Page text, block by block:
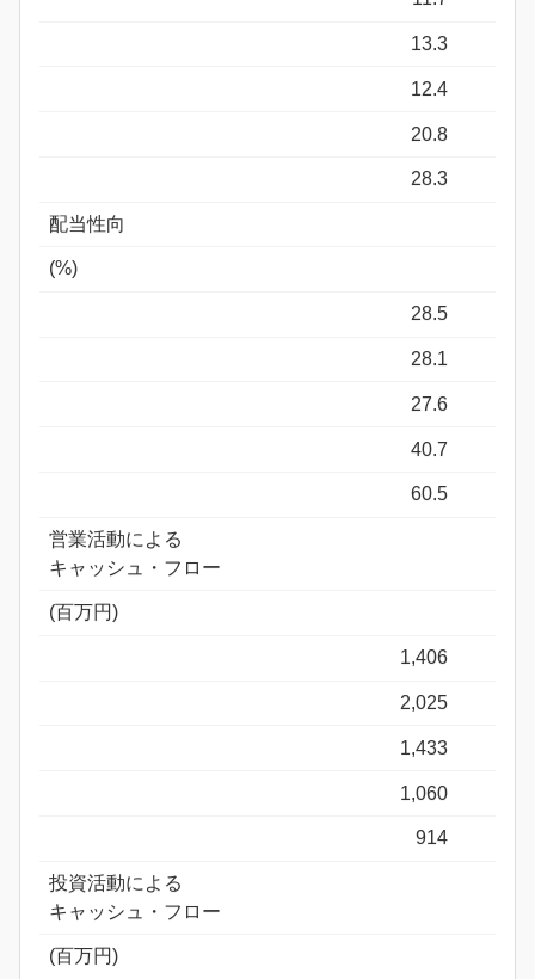
13.3
12.4
20.8
28.3
配当性向
(%)
28.5
28.1
27.6
40.7
60.5
営業活動による
キャッシュ・フロー
(百万円)
1,406
2,025
1,433
1,060
914
投資活動による
キャッシュ・フロー
(百万円)